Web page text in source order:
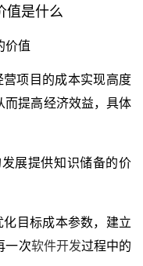
值是什么
项目的成本实现高度
而提高经济效益，具体
展提供知识储备的价
目标成本参数，建立
一次软件开发过程中的